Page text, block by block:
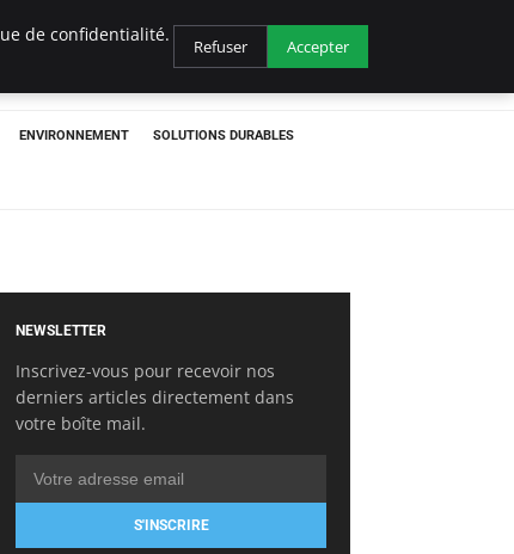
ENVIRONNEMENT SOLUTIONS DURABLES
NEWSLETTER
Inscrivez-vous pour recevoir nos
derniers articles directement dans
votre boîte mail.
S'INSCRIRE
de confidentialité.
Refuser Accepter